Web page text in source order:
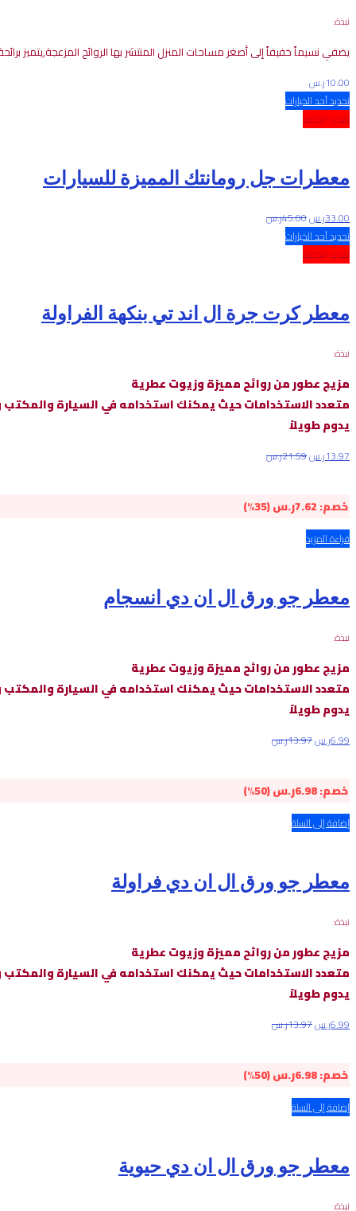
نبذة:
يضفي نسيماًخفيفاًإلىأصغر مساحات المنزل المنتشر بهاالروائح المزعجة,يتميز
10.00ر.س
تحديد أحد الخيارات
نفذت الكمية
معطرات جل رومانتك المميزة للسيارات
33.00ر.س45.00ر.س
تحديد أحد الخيارات
نفذت الكمية
معطر كرت جرة ال اند تي بنكهة الفراولة
نبذة:
مزيج عطور من روائح مميزة وزيوت عطرية
متعدد الاستخدامات حيث يمكنك استخدامه في السيارة والمكتب
يدوم طويلاً
13.97ر.س21.59ر.س
خصم:7.62ر.س(35%)
قراءة المزيد
معطر جو ورق ال ان دي انسجام
نبذة:
مزيج عطور من روائح مميزة وزيوت عطرية
متعدد الاستخدامات حيث يمكنك استخدامه في السيارة والمكتب
يدوم طويلاً
6.99ر.س13.97ر.س
خصم:6.98ر.س(50%)
إضافة إلى السلة
معطر جو ورق ال ان دي فراولة
نبذة:
مزيج عطور من روائح مميزة وزيوت عطرية
متعدد الاستخدامات حيث يمكنك استخدامه في السيارة والمكتب
يدوم طويلاً
6.99ر.س13.97ر.س
خصم:6.98ر.س(50%)
إضافة إلى السلة
معطر جو ورق ال ان دي حيوية
نبذة: